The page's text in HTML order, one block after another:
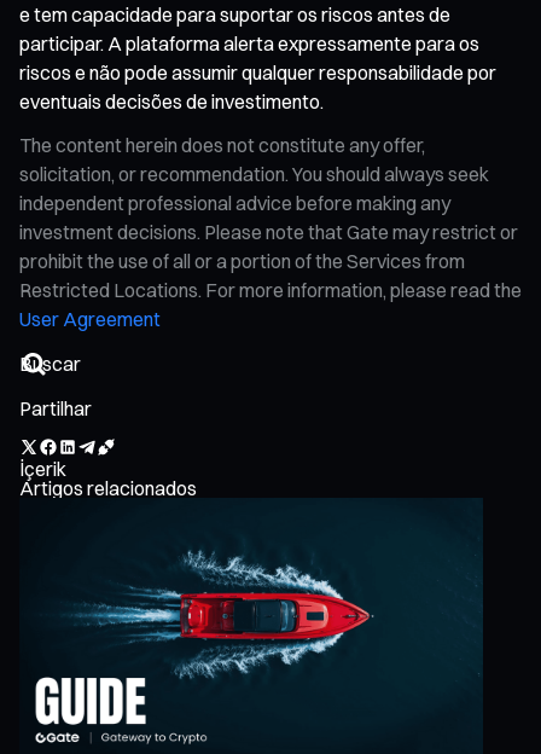
e tem capacidade para suportar os riscos antes de
participar. A plataforma alerta expressamente para os
riscos e não pode assumir qualquer responsabilidade por
eventuais decisões de investimento.
The content herein does not constitute any offer,
solicitation, or recommendation. You should always seek
independent professional advice before making any
investment decisions. Please note that Gate may restrict or
prohibit the use of all or a portion of the Services from
Restricted Locations. For more information, please read the
User Agreement
Partilhar
İçerik
Artigos relacionados